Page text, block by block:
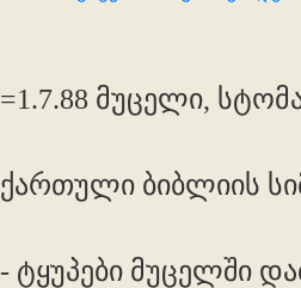
=1.7.88 მუცელი,
ქართული ბიბლიის
- ტყუპები მუცელში